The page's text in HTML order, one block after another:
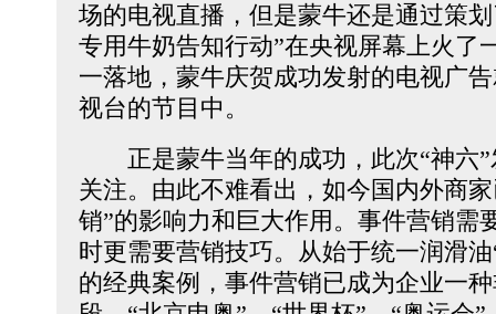
场的电视直播，但是蒙牛还是通过策
专用牛奶告知行动”在央视屏幕上火了
一落地，蒙牛庆贺成功发射的电视广
视台的节目中。
正是蒙牛当年的成功，此次“神六”
关注。由此不难看出，如今国内外商
销”的影响力和巨大作用。事件营销需
时更需要营销技巧。从始于统一润滑
的经典案例，事件营销已成为企业一